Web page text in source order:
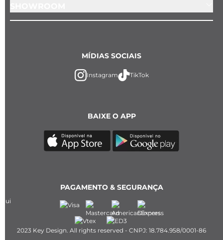
BAIXE O APP
MÍDIAS SOCIAIS
Instagram TikTok
PAGAMENTO & SEGURANÇA
2023 Key Design. All rights reserved - CNPJ: 18.784.958/0001-86